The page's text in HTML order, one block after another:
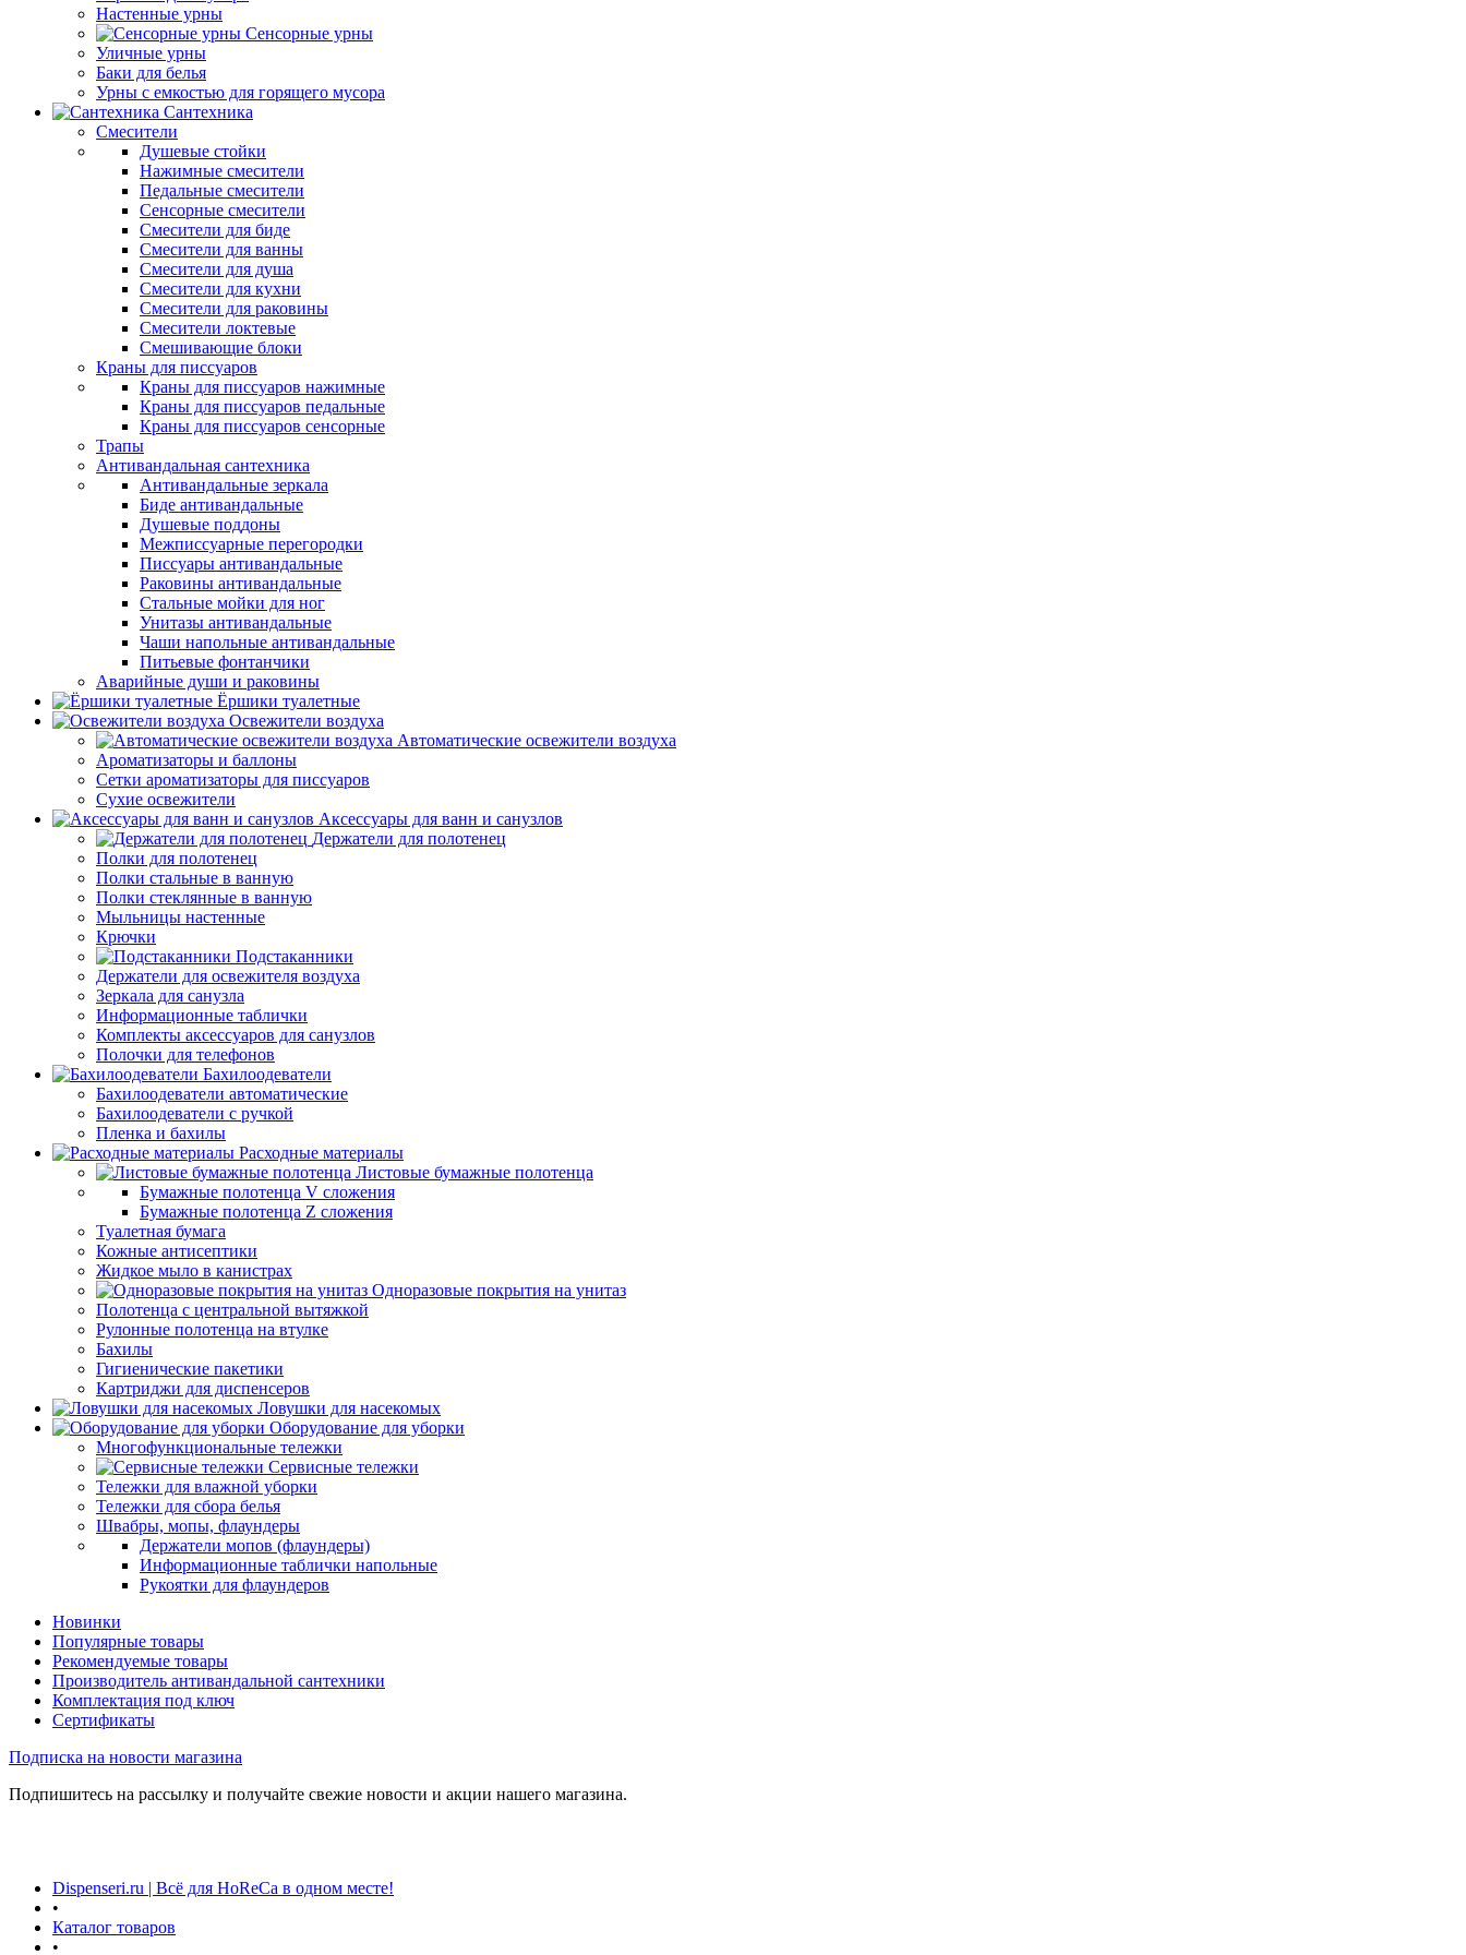
Настенные урны
Сенсорные урны
Уличные урны
Баки для белья
Урны с емкостью для горящего мусора
Сантехника
Смесители
Душевые стойки
Нажимные смесители
Педальные смесители
Сенсорные смесители
Смесители для биде
Смесители для ванны
Смесители для душа
Смесители для кухни
Смесители для раковины
Смесители локтевые
Смешивающие блоки
Краны для писсуаров
Краны для писсуаров нажимные
Краны для писсуаров педальные
Краны для писсуаров сенсорные
Трапы
Антивандальная сантехника
Антивандальные зеркала
Биде антивандальные
Душевые поддоны
Межписсуарные перегородки
Писсуары антивандальные
Раковины антивандальные
Стальные мойки для ног
Унитазы антивандальные
Чаши напольные антивандальные
Питьевые фонтанчики
Аварийные души и раковины
Ёршики туалетные
Освежители воздуха
Автоматические освежители воздуха
Ароматизаторы и баллоны
Сетки ароматизаторы для писсуаров
Сухие освежители
Аксессуары для ванн и санузлов
Держатели для полотенец
Полки для полотенец
Полки стальные в ванную
Полки стеклянные в ванную
Мыльницы настенные
Крючки
Подстаканники
Держатели для освежителя воздуха
Зеркала для санузла
Информационные таблички
Комплекты аксессуаров для санузлов
Полочки для телефонов
Бахилоодеватели
Бахилоодеватели автоматические
Бахилоодеватели с ручкой
Пленка и бахилы
Расходные материалы
Листовые бумажные полотенца
Бумажные полотенца V сложения
Бумажные полотенца Z сложения
Туалетная бумага
Кожные антисептики
Жидкое мыло в канистрах
Одноразовые покрытия на унитаз
Полотенца с центральной вытяжкой
Рулонные полотенца на втулке
Бахилы
Гигиенические пакетики
Картриджи для диспенсеров
Ловушки для насекомых
Оборудование для уборки
Многофункциональные тележки
Сервисные тележки
Тележки для влажной уборки
Тележки для сбора белья
Швабры, мопы, флаундеры
Держатели мопов (флаундеры)
Информационные таблички напольные
Рукоятки для флаундеров
Новинки
Популярные товары
Рекомендуемые товары
Производитель антивандальной сантехники
Комплектация под ключ
Сертификаты
Подписка на новости магазина
Подпишитесь на рассылку и получайте свежие новости и акции нашего магазина.
Dispenseri.ru | Всё для HoReCa в одном месте!
•
Каталог товаров
•